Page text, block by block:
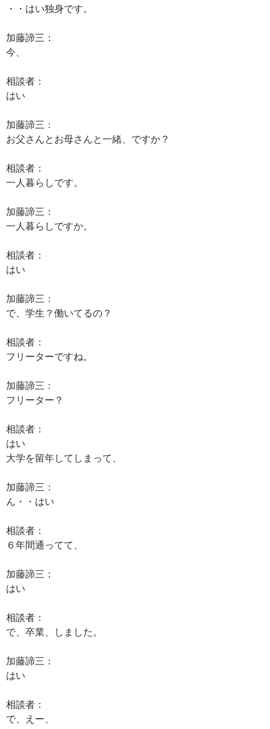
・・はい独身です。
加藤諦三：
今、
相談者：
はい
加藤諦三：
お父さんとお母さんと一緒、ですか？
相談者：
一人暮らしです。
加藤諦三：
一人暮らしですか。
相談者：
はい
加藤諦三：
で、学生？働いてるの？
相談者：
フリーターですね。
加藤諦三：
フリーター？
相談者：
はい
大学を留年してしまって、
加藤諦三：
ん・・はい
相談者：
６年間通ってて、
加藤諦三：
はい
相談者：
で、卒業、しました。
加藤諦三：
はい
相談者：
で、えー、